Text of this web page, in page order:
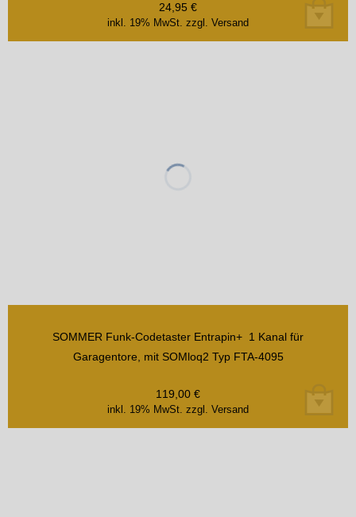
inkl. 19% MwSt. zzgl. Versand
24,95 €
SOMMER Funk-Codetaster Entrapin+ 1 Kanal für
Garagentore, mit SOMloq2 Typ FTA-4095
inkl. 19% MwSt. zzgl. Versand
119,00 €